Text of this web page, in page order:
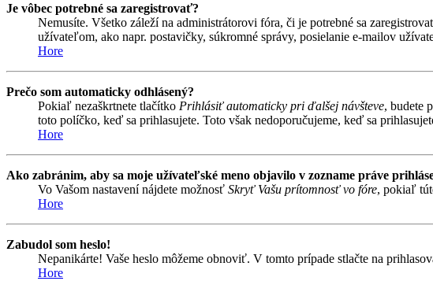
Je vôbec potrebné sa zaregistrovať?
Nemusíte. Všetko záleží na administrátorovi fóra, či je potrebné sa
užívateľom, ako napr. postavičky, súkromné správy, posielanie e-mailov
Hore
Prečo som automaticky odhlásený?
Pokiaľ nezaškrtnete tlačítko Prihlásiť automaticky pri ďalšej návšteve, budete
toto políčko, keď sa prihlasujete. Toto však nedoporučujeme, keď sa
Hore
Ako zabránim, aby sa moje užívateľské meno objavilo v zozname práve
Vo Vašom nastavení nájdete možnosť Skryť Vašu prítomnosť vo fóre, pokiaľ
Hore
Zabudol som heslo!
Nepanikárte! Vaše heslo môžeme obnoviť. V tomto prípade stlačte na
Hore